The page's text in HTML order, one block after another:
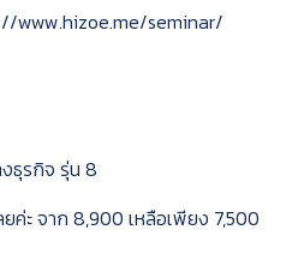
www.hizoe.me/seminar/
ธุรกิจ รุ่น 8
ค่ะ จาก 8,900 เหลือเพียง 7,500